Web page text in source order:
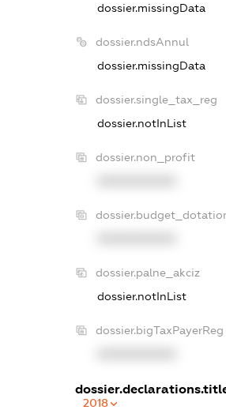
dossier.missingData
dossier.ndsAnnul
dossier.missingData
dossier.single_tax_reg
dossier.notInList
dossier.non_profit
dossier.palne_akciz
dossier.notInList
dossier.bigTaxPayerReg
2018